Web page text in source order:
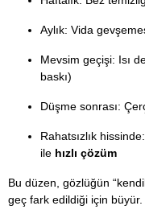
Aylık: Vida
Mevsim geçişi: Isı
baskı)
Düşme sonrası:
Rahatsızlık
ile hızlı çözüm
Bu düzen, gözlüğün
geç fark edildiği için büyür.